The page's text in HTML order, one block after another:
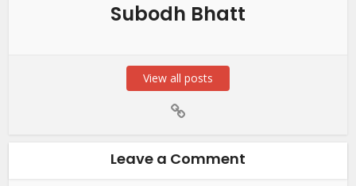
Subodh Bhatt
View all posts
Leave a Comment